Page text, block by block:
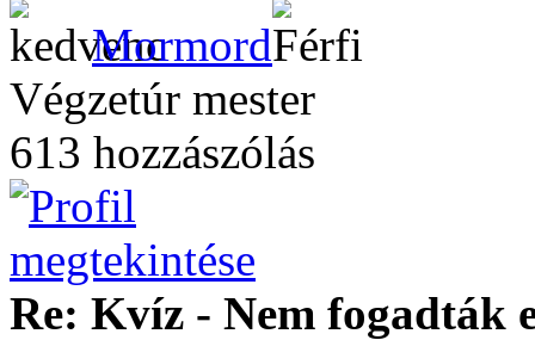
Mormord
Végzetúr mester
613 hozzászólás
Re: Kvíz - Nem fogadták